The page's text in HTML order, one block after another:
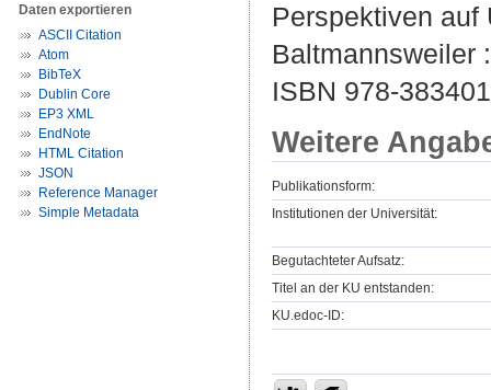
Daten exportieren
ASCII Citation
Atom
BibTeX
Dublin Core
EP3 XML
EndNote
HTML Citation
JSON
Reference Manager
Simple Metadata
Perspektiven auf
Baltmannsweiler
ISBN 978-
Weitere
Publikationsform:
Institutionen der Universität:
Begutachteter Aufsatz:
Titel an der KU entstanden:
KU.edoc-ID: